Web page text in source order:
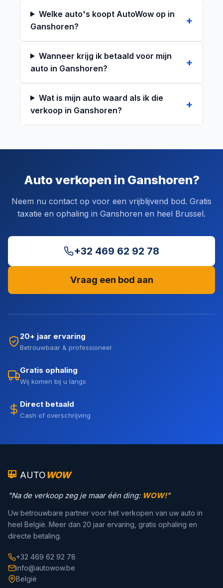
Welke auto's koopt AutoWow op in
Ganshoren?
Wanneer krijg ik betaald voor mijn
auto in Ganshoren?
Wat is mijn auto waard als ik die
verkoop in Ganshoren?
Auto verkopen in Ganshoren?
Neem nu contact op voor een vrijblijvend bod. Gratis
taxatie en ophaling in Ganshoren en heel Brussel.
+32 469 62 92 78
Vraag een bod aan
20+ jaar ervaring
Betrouwbaar & professioneel
Gratis ophaling
Wij komen bij u langs
Direct betaald
Cash of overschrijving
AUTOWOW
"Na de verkoop zeg je maar één ding: WOW!"
Uw betrouwbare partner voor het verkopen van uw auto in
heel België. Meer dan 20 jaar ervaring, gratis ophaling en
directe betaling.
+32 469 62 92 78
info@autowow.be
België